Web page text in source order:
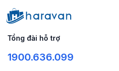
Tổng đài hỗ trợ
1900.636.099